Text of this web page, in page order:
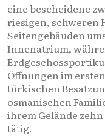
eine bescheidene
riesigen, schweren
Seitengebäuden
Innenatrium,
Öffnungen im
türkischen
osmanischen
ihrem Gelände zehn
tätig.